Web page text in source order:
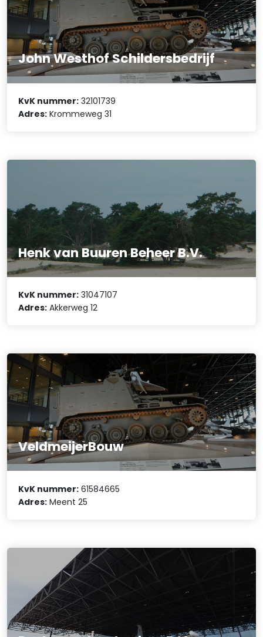
John Westhof Schildersbedrijf
KvK nummer: 32101739
Adres: Krommeweg 31
Henk van Buuren Beheer B.V.
KvK nummer: 31047107
Adres: Akkerweg 12
VeldmeijerBouw
KvK nummer: 61584665
Adres: Meent 25